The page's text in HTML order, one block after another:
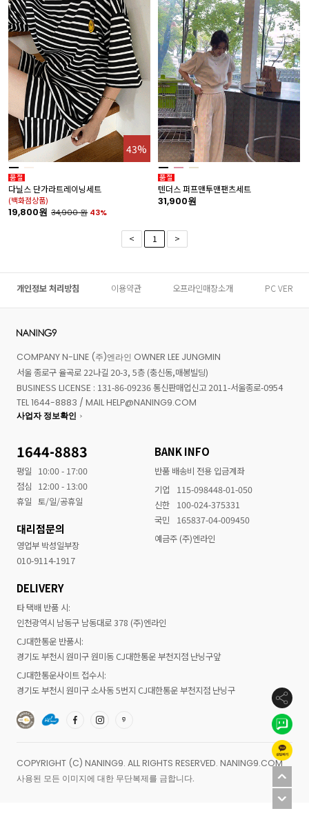
43%
다닐스 단가라트레이닝세트
(백화점상품)
19,800원 34,900원 43%
텐더스 퍼프맨투맨팬츠세트
31,900원
< 1 >
개인정보 처리방침 이용약관 오프라인매장소개 PC VER
COMPANY N-LINE (주)엔라인 OWNER LEE JUNGMIN
서울 종로구 율곡로 22나길 20-3, 5층 (충신동,매봉빌딩)
BUSINESS LICENSE : 131-86-09236 통신판매업신고 2011-서울종로-0954
TEL 1644-8883 / MAIL HELP@NANING9.COM
사업자 정보확인
1644-8883
평일
10:00 - 17:00
점심
12:00 - 13:00
휴일 토/일/공휴일
대리점문의
영업부 박성일부장
010-9114-1917
BANK INFO
반품 배송비 전용 입금계좌
기업
115-098448-01-050
신한
100-024-375331
국민
165837-04-009450
예금주 (주)엔라인
DELIVERY
타 택배 반품 시:
인천광역시 남동구 남동대로 378 (주)엔라인
CJ대한통운 반품시:
경기도 부천시 원미구 원미동 CJ대한통운 부천지점 난닝구앞
CJ대한통운사이트 접수시:
경기도 부천시 원미구 소사동 5번지 CJ대한통운 부천지점 난닝구
COPYRIGHT (C) NANING9. ALL RIGHTS RESERVED. NANING9.COM
사용된 모든 이미지에 대한 무단복제를 금합니다.